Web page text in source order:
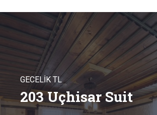
GECELİK TL
203 Uçhisar Suit